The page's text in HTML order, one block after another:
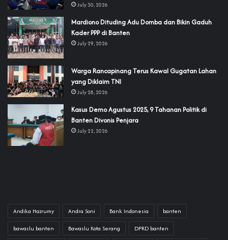
July 30, 2026
‎Mardiono Dituding Adu Domba dan Bikin Gaduh
Kader PPP di Banten
July 29, 2026
‎Warga Rancapinang Terus Kawal Gugatan Lahan
yang Diklaim TNI‎‎
July 28, 2026
‎Kasus Demo Agustus 2025, 9 Tahanan Politik di
Banten Divonis Penjara
July 22, 2026
Andika Hazrumy Andra Soni Bank Indonesia banten
bawaslu banten Bawaslu Kota Serang DPRD banten